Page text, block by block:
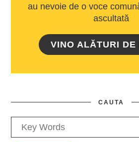
au nevoie de o voce
ascultată
VINO ALĂTURI DE
CAUTA